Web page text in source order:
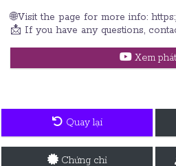
🌐Visit the page for more info:
📩 If you have any questions,
Xem
Quay lại
Chứng chỉ